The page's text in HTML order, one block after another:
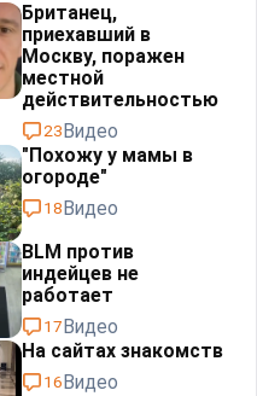
Британец,
приехавший в
Москву, поражен
местной
действительностью⁠⁠
23Видео
"Похожу у мамы в
огороде"
18Видео
BLM против
индейцев не
работает
17Видео
На сайтах знакомств
16Видео